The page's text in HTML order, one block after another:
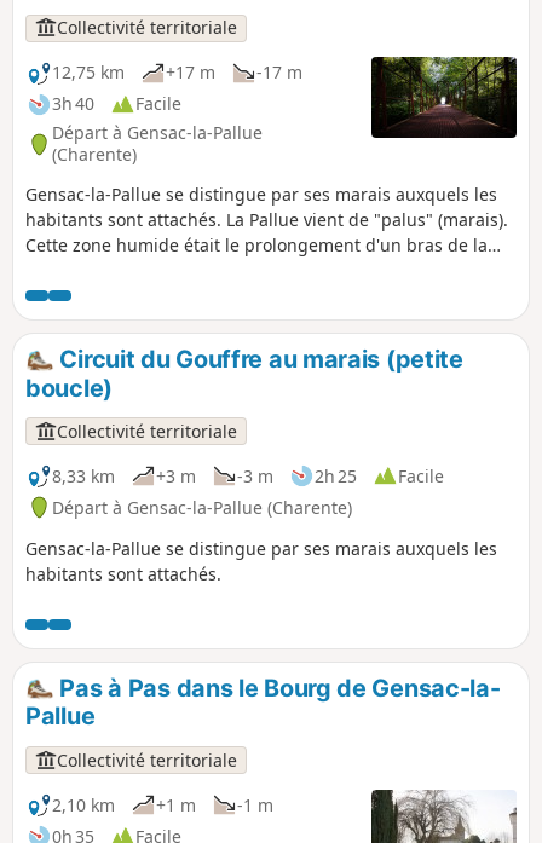
Collectivité territoriale
12,75 km
+17 m
-17 m
3h 40
Facile
Départ à Gensac-la-Pallue
(Charente)
Gensac-la-Pallue se distingue par ses marais auxquels les
habitants sont attachés. La Pallue vient de "palus" (marais).
Cette zone humide était le prolongement d'un bras de la
devint commune indépendante à la Révolution. Les deux
communes de Gensac et de La Pallue furent réunies en
1857, à l'exception des villages de Roissac.
Circuit du Gouffre au marais (petite
boucle)
Collectivité territoriale
8,33 km
+3 m -3 m 2h 25
Facile
Départ à Gensac-la-Pallue (Charente)
Gensac-la-Pallue se distingue par ses marais auxquels les
habitants sont attachés.
Pas à Pas dans le Bourg de Gensac-la-
Pallue
Collectivité territoriale
2,10 km
+1 m
-1 m
0h 35
Facile